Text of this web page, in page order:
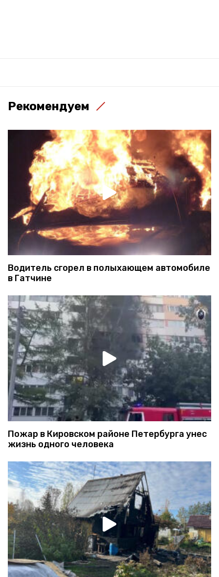
Рекомендуем
Водитель сгорел в полыхающем автомобиле
в Гатчине
Пожар в Кировском районе Петербурга унес
жизнь одного человека